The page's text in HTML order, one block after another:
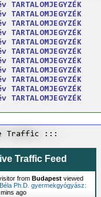
Traffic :::
Traffic Feed
from Budapest viewed
Ph.D. gyermekgyógyász:
ago